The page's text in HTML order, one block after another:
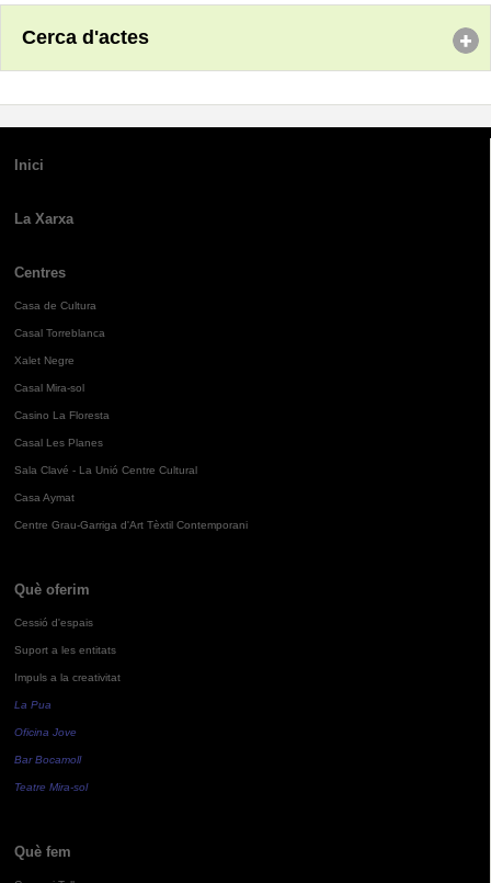
Cerca d'actes
Inici
La Xarxa
Centres
Casa de Cultura
Casal Torreblanca
Xalet Negre
Casal Mira-sol
Casino La Floresta
Casal Les Planes
Sala Clavé - La Unió Centre Cultural
Casa Aymat
Centre Grau-Garriga d'Art Tèxtil Contemporani
Què oferim
Cessió d'espais
Suport a les entitats
Impuls a la creativitat
La Pua
Oficina Jove
Bar Bocamoll
Teatre Mira-sol
Què fem